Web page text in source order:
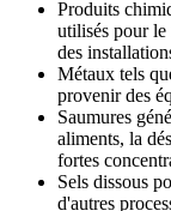
Produits
utilisés pour le
des
Métaux tels
provenir des
Saumures
aliments, la
fortes
Sels dissous
d'autres